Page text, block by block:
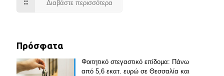
Διαβάστε περισσότερα
Πρόσφατα
Φοιτητικό στεγαστικό επίδομα: Πάνω
από 5,6 εκατ. ευρώ σε Θεσσαλία και